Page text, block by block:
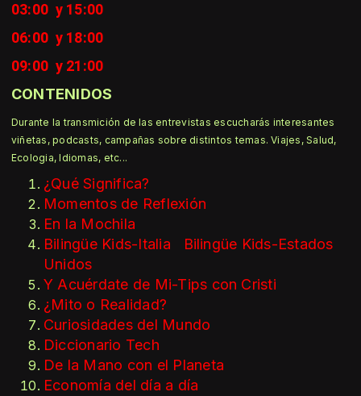
03:00 y 15:00
06:00 y 18:00
09:00 y 21 :00
CONTENIDOS
Durante la transmición de las entrevistas escucharás interesantes
viñetas, podcasts, campañas sobre distintos temas. Viajes, Salud,
Ecologia, Idiomas, etc...
¿Qué Significa?
Momentos de Reflexión
En la Mochila
Bilingüe Kids-Italia
Bilingüe Kids-Estados
Unidos
Y Acuérdate de Mi-Tips con Cristi
¿Mito o Realidad?
Curiosidades del Mundo
Diccionario Tech
De la Mano con el Planeta
Economía del día a día